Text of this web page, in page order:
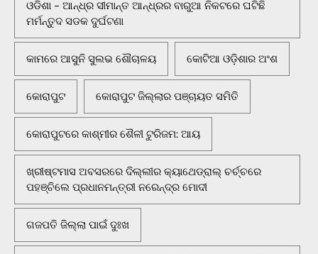
ଓଡିଶା - ଆନ୍ଧ୍ର ସୀମାନ୍ତ ଆନ୍ଧ୍ରର ବାରୁଆ ନିକଟରେ ଘଟିଛି
ମର୍ମନ୍ତୁଦ ସଡକ ଦୁର୍ଘଟଣା
କାମରେ ଆସୁନି ସୁଲଭ ଶୌଚାଳୟ କୋଟିଆ ଓଡ଼ିଶାର ଅଂଶ
କୋରାପୁଟ କୋରାପୁଟ ଜିଲ୍ଲାର ପଞ୍ଚାୟତ ସମିତି
କୋରାପୁଟରେ କାଶ୍ମୀର ଶୈଳୀ ଟୁରିଜମ: ଆୟ
ଖ୍ରୀଷ୍ଟମାସ ଅବସରରେ ଦିଲ୍ଲୀର କ୍ୟାଥେଡ୍ରାଲ୍ ଚର୍ଚ୍ଚରେ
ପହଞ୍ଚିଲେ ପ୍ରଧାନମନ୍ତ୍ରୀ ନରେନ୍ଦ୍ର ମୋଦୀ
ଗଜପତି ଜିଲ୍ଲା ପାଇଁ ଦୁଃଖ